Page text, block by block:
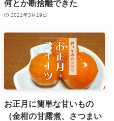
何とか断捨離できた
2021年3月19日
お正月に簡単な甘いもの
（金柑の甘露煮、さつまい